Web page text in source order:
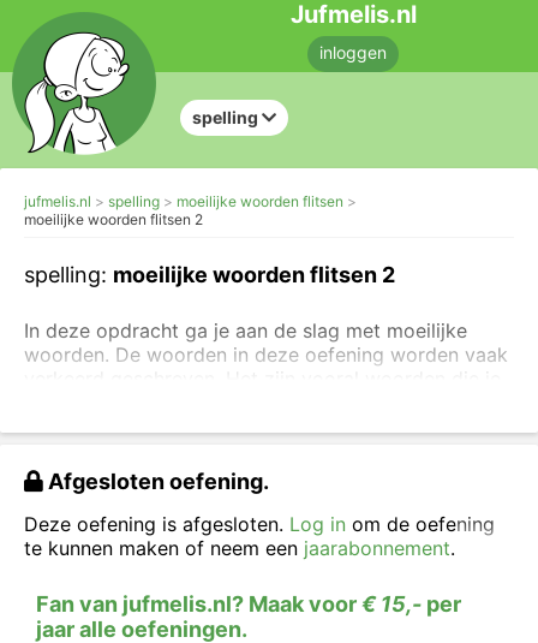
Jufmelis.nl
inloggen
spelling
jufmelis.nl spelling
moeilijke woorden flitsen
moeilijke woorden flitsen 2
spelling: moeilijke woorden flitsen 2
In deze opdracht ga je aan de slag met moeilijke
woorden. De woorden in deze oefening worden vaak
weetwoorden.
Lees het woord, zeg het woord hardop (als dat kan)
en typ het woord in het vakje.
Afgesloten oefening.
Deze oefening is afgesloten. Log in om de oefening
te kunnen maken of neem een jaarabonnement.
Fan van jufmelis.nl? Maak voor€ 15,- per
jaar alle oefeningen.